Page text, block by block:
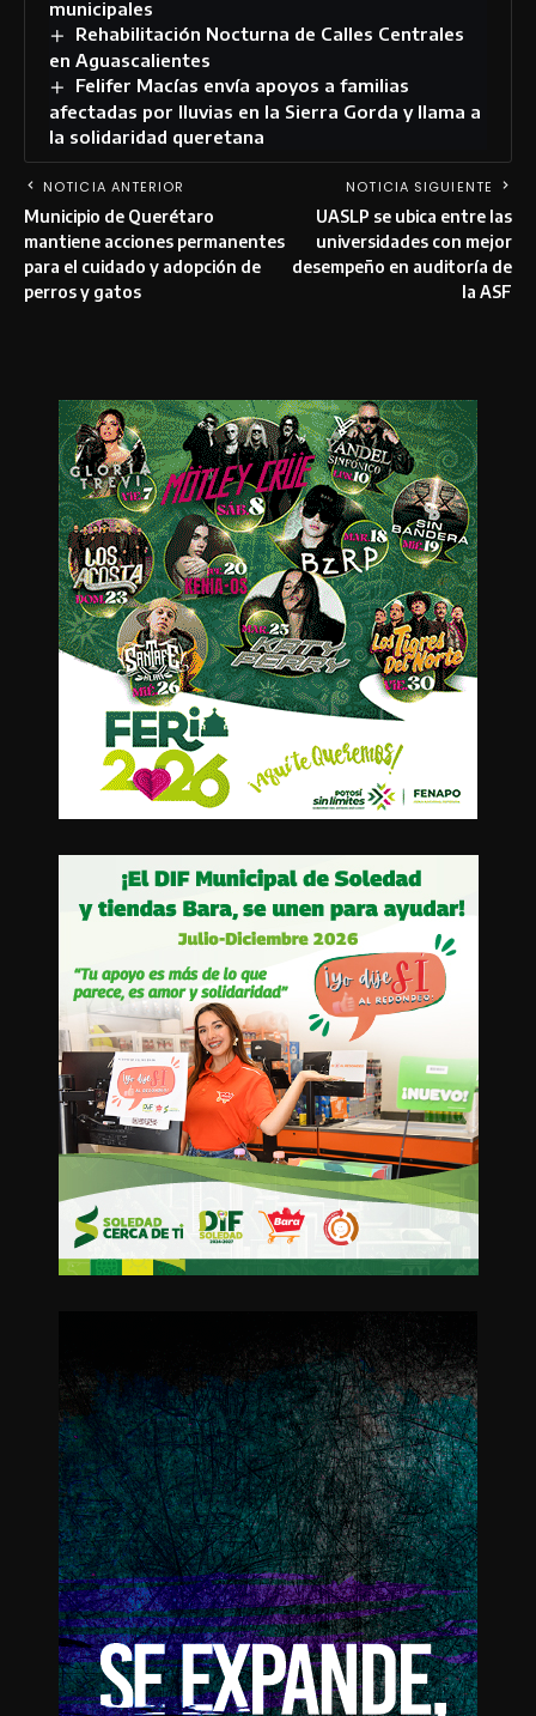
municipales
Rehabilitación Nocturna de Calles Centrales
en Aguascalientes
Felifer Macías envía apoyos a familias
afectadas por lluvias en la Sierra Gorda y llama a
la solidaridad queretana
NOTICIA ANTERIOR
Municipio de Querétaro
mantiene acciones permanentes
para el cuidado y adopción de
perros y gatos
NOTICIA SIGUIENTE
UASLP se ubica entre las
universidades con mejor
desempeño en auditoría de
la ASF